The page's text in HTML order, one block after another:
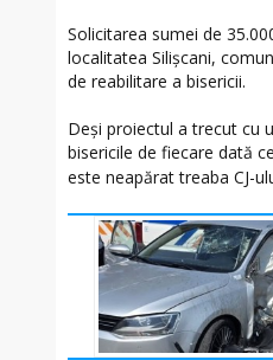
Solicitarea sumei de
localitatea Silișcani,
de reabilitare a bisericii.
Deși proiectul a trecut cu
bisericile de fiecare dată
este neapărat treaba CJ-